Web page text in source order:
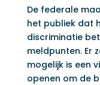
De federale
het publiek dat
discriminatie
meldpunten. Er
mogelijk is een
openen om de